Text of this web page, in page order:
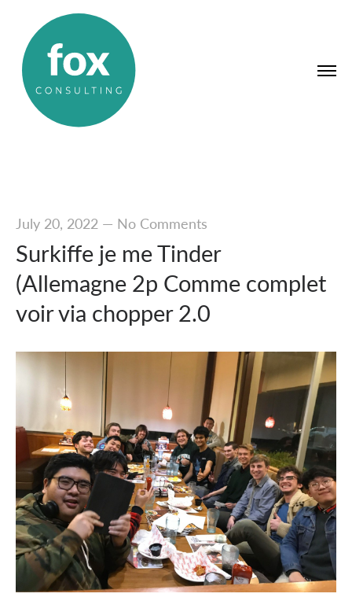
July 20, 2022— No Comments
Surkiffe je me Tinder
(Allemagne 2p Comme complet
voir via chopper 2.0